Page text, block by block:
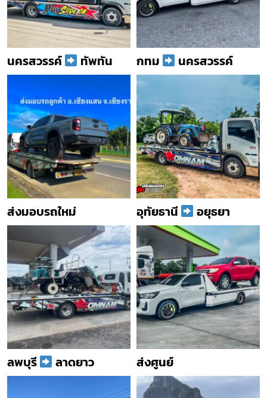
นครสวรรค์ ทัพทัน กทม นครสวรรค์
ส่งมอบรถใหม่ อุทัยธานี อยุธยา
ลพบุรี ลาดยาว ส่งศูนย์